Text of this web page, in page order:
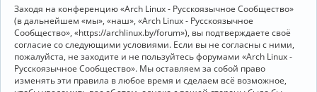
и
н
та
ц
и
Заходя на конференцию «Arch Linux - Русскоязычное Сообщество»
(в дальнейшем «мы», «наш», «Arch Linux - Русскоязычное
Сообщество», «https://archlinux.by/forum»), вы подтверждаете своё
согласие со следующими условиями. Если вы не согласны с ними,
пожалуйста, не заходите и не пользуйтесь форумами «Arch Linux -
Русскоязычное Сообщество». Мы оставляем за собой право
изменять эти правила в любое время и сделаем всё возможное,